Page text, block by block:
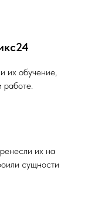
их обучение,
работе.
их на
сущности